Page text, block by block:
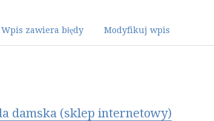
Wpis zawiera błędy Modyfikuj wpis
damska (sklep internetowy)